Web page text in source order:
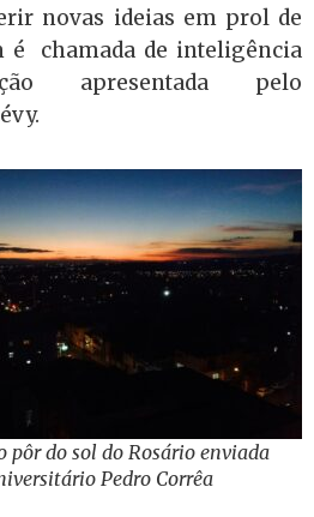
novas ideias em prol de
é chamada de inteligência
apresentada pelo
pôr do sol do Rosário enviada
Pedro Corrêa